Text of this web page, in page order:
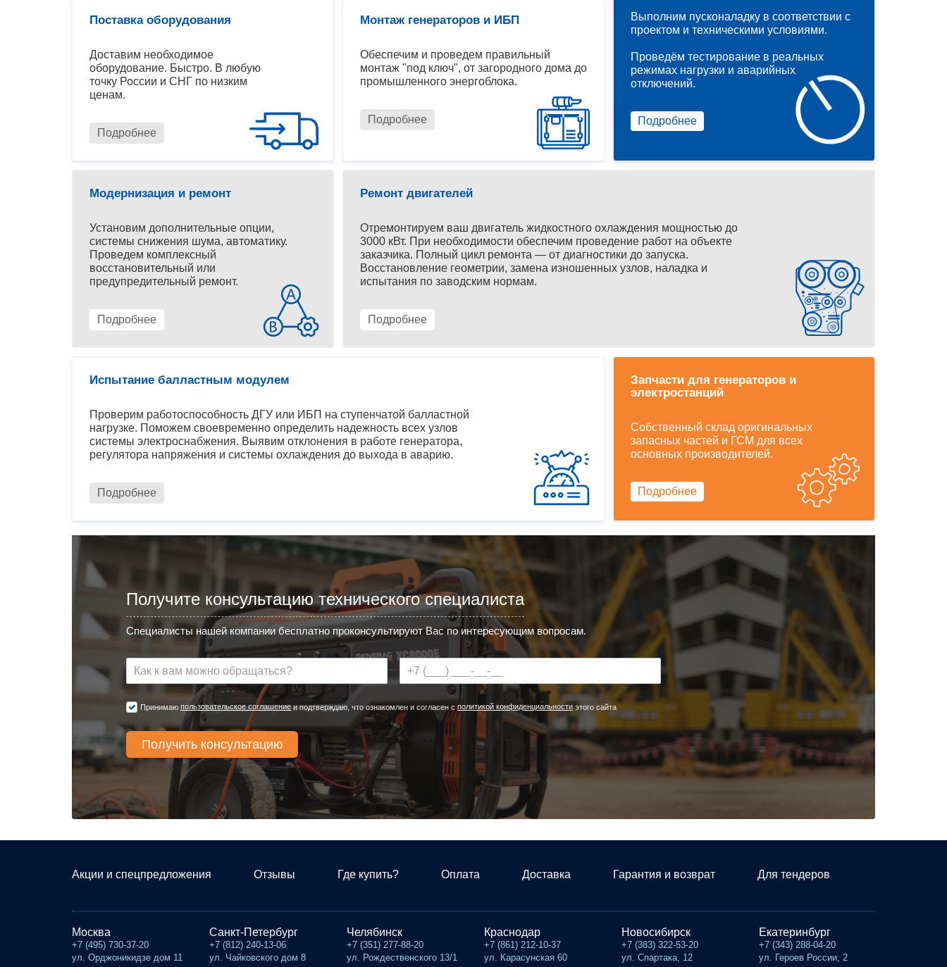
Поставка оборудования
Доставим необходимое
оборудование. Быстро. В любую
точку России и СНГ по низким
ценам.
Подробнее
Монтаж генераторов и ИБП
Обеспечим и проведем правильный
монтаж "под ключ", от загородного дома до
промышленного энергоблока.
Подробнее
Выполним пусконаладку в соответствии с
проектом и техническими условиями.
Проведём тестирование в реальных
режимах нагрузки и аварийных
отключений.
Подробнее
Ремонт двигателей
Отремонтируем ваш двигатель жидкостного охлаждения мощностью до
3000 кВт. При необходимости обеспечим проведение работ на объекте
заказчика. Полный цикл ремонта — от диагностики до запуска.
Восстановление геометрии, замена изношенных узлов, наладка и
испытания по заводским нормам.
Подробнее
Модернизация и ремонт
Установим дополнительные опции,
системы снижения шума, автоматику.
Проведем комплексный
восстановительный или
предупредительный ремонт.
Подробнее
Запчасти для генераторов и
электростанций
Собственный склад оригинальных
запасных частей и ГСМ для всех
основных производителей.
Подробнее
Испытание балластным модулем
Проверим работоспособность ДГУ или ИБП на ступенчатой балластной
нагрузке. Поможем своевременно определить надежность всех узлов
системы электроснабжения. Выявим отклонения в работе генератора,
регулятора напряжения и системы охлаждения до выхода в аварию.
Подробнее
Получите консультацию технического специалиста
Специалисты нашей компании бесплатно проконсультируют Вас по интересующим вопросам.
Принимаю пользовательское соглашениеи подтверждаю, что ознакомлен и согласен сполитикой конфиденциальностиэтого сайта
Акции и спецпредложения Отзывы Где купить? Оплата Доставка Гарантия и возврат Для тендеров
Москва
+7 (495) 730-37-20
ул. Орджоникидзе дом 11
Санкт-Петербург
+7 (812) 240-13-06
ул. Чайковского дом 8
Челябинск
+7 (351) 277-88-20
ул. Рождественского 13/1
Краснодар
+7 (861) 212-10-37
ул. Карасунская 60
Новосибирск
+7 (383) 322-53-20
ул. Спартака, 12
Екатеринбург
+7 (343) 288-04-20
ул. Героев России, 2